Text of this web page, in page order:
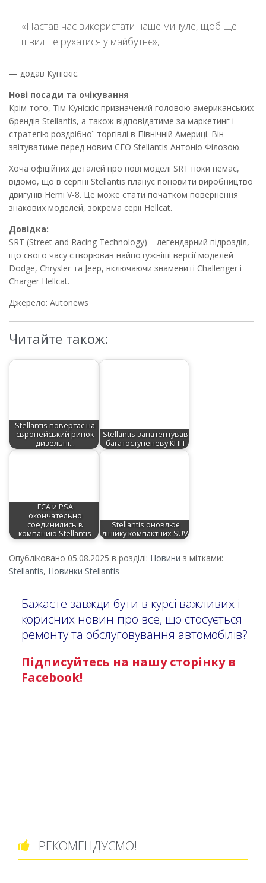
«Настав час використати наше минуле, щоб ще
швидше рухатися у майбутнє»,
— додав Куніскіс.
Нові посади та очікування
Крім того, Тім Куніскіс призначений головою американських
брендів Stellantis, а також відповідатиме за маркетинг і
стратегію роздрібної торгівлі в Північній Америці. Він
звітуватиме перед новим CEO Stellantis Антоніо Філозою.
Хоча офіційних деталей про нові моделі SRT поки немає,
відомо, що в серпні Stellantis планує поновити виробництво
двигунів Hemi V-8. Це може стати початком повернення
знакових моделей, зокрема серії Hellcat.
Довідка:
SRT (Street and Racing Technology) – легендарний підрозділ,
що свого часу створював найпотужніші версії моделей
Dodge, Chrysler та Jeep, включаючи знамениті Challenger і
Charger Hellcat.
Джерело: Autonews
Читайте також:
Stellantis повертає на
європейський ринок
дизельні…
Stellantis запатентував
багатоступеневу КПП
FCA и PSA
окончательно
соединились в
компанию Stellantis
Stellantis оновлює
лінійку компактних SUV
Опубліковано 05.08.2025 в розділі: Новини з мітками:
Stellantis, Новинки Stellantis
Бажаєте завжди бути в курсі важливих і
корисних новин про все, що стосується
ремонту та обслуговування автомобілів?
Підписуйтесь на нашу сторінку в
Facebook!
 РЕКОМЕНДУЄМО!